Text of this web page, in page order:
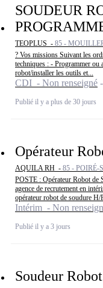
SOUDEUR
TEOPLUS - 85 -
? Vos missions Suivant les
techniques : - Programmer ou
robot/installer les outils et...
CDI - Non renseigné
Publié il y a plus de 30 jours
Opérateur
AQUILA RH - 85 - POIRÉ-
POSTE : Opérateur Robot
agence de recrutement en
opérateur robot de soudure H/
Intérim - Non
Publié il y a 3 jours
Soudeur